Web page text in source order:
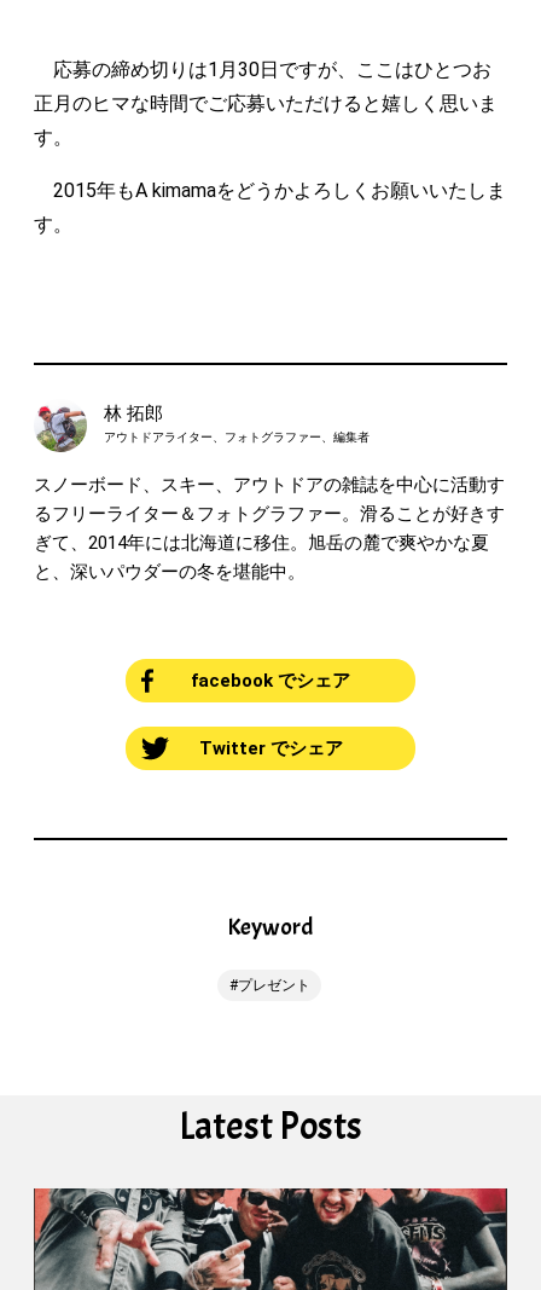
応募の締め切りは1月30日ですが、ここはひとつお
正月のヒマな時間でご応募いただけると嬉しく思いま
す。
2015年もA kimamaをどうかよろしくお願いいたしま
す。
林 拓郎
アウトドアライター、フォトグラファー、編集者
スノーボード、スキー、アウトドアの雑誌を中心に活動す
るフリーライター＆フォトグラファー。滑ることが好きす
ぎて、2014年には北海道に移住。旭岳の麓で爽やかな夏
と、深いパウダーの冬を堪能中。
facebook でシェア
Twitter でシェア
Keyword
プレゼント
Latest Posts